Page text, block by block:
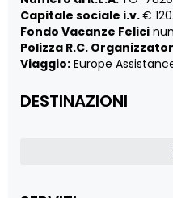
Capitale sociale i.v.€
Fondo Vacanze Felici
Polizza R.C.
Viaggio: Europe
DESTINAZIONI